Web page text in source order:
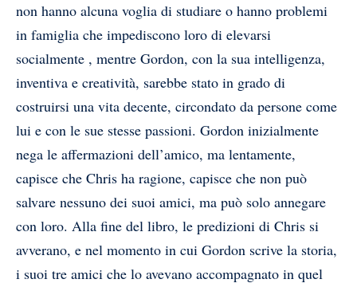
non hanno alcuna voglia di studiare o hanno problemi
in famiglia che impediscono loro di elevarsi
socialmente , mentre Gordon, con la sua intelligenza,
inventiva e creatività, sarebbe stato in grado di
costruirsi una vita decente, circondato da persone come
lui e con le sue stesse passioni. Gordon inizialmente
nega le affermazioni dell’amico, ma lentamente,
capisce che Chris ha ragione, capisce che non può
salvare nessuno dei suoi amici, ma può solo annegare
con loro. Alla fine del libro, le predizioni di Chris si
avverano, e nel momento in cui Gordon scrive la storia,
i suoi tre amici che lo avevano accompagnato in quel